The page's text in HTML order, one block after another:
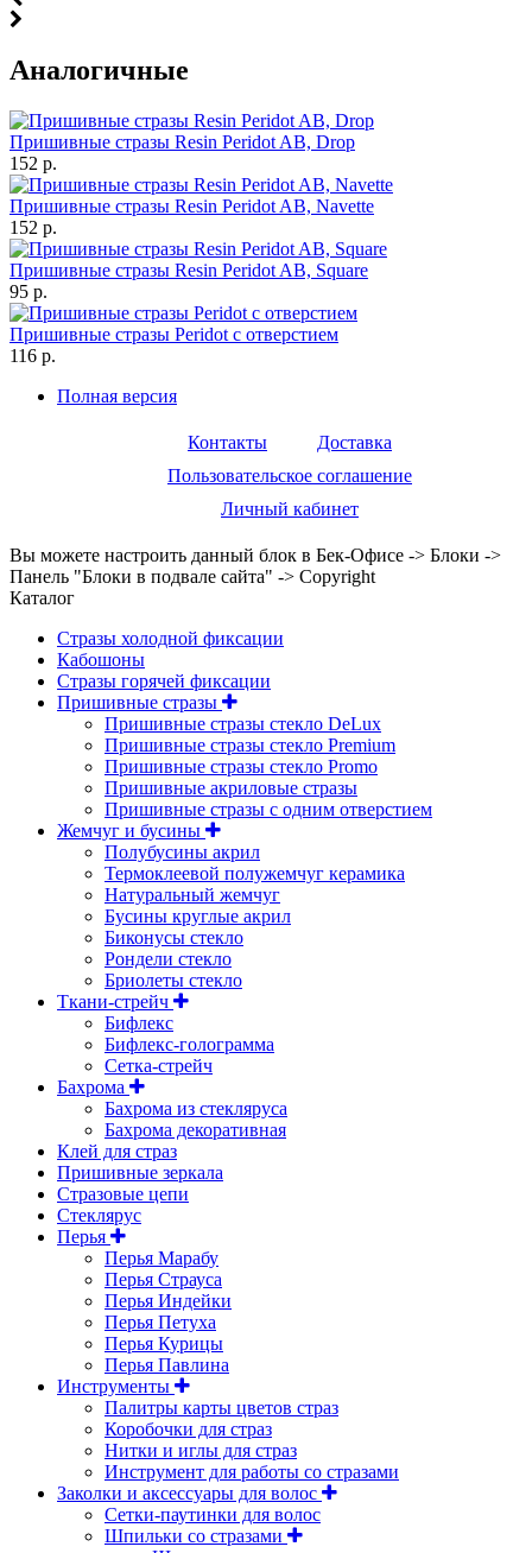
Аналогичные
Пришивные стразы Resin Peridot AB, Drop
152 р.
Пришивные стразы Resin Peridot AB, Navette
152 р.
Пришивные стразы Resin Peridot AB, Square
95 р.
Пришивные стразы Peridot с отверстием
116 р.
Полная версия
Контакты
Доставка
Пользовательское соглашение
Личный кабинет
Вы можете настроить данный блок в Бек-Офисе -> Блоки ->
Панель "Блоки в подвале сайта" -> Copyright
Каталог
Стразы холодной фиксации
Кабошоны
Стразы горячей фиксации
Пришивные стразы
Пришивные стразы стекло DeLux
Пришивные стразы стекло Premium
Пришивные стразы стекло Promo
Пришивные акриловые стразы
Пришивные стразы с одним отверстием
Жемчуг и бусины
Полубусины акрил
Термоклеевой полужемчуг керамика
Натуральный жемчуг
Бусины круглые акрил
Биконусы стекло
Рондели стекло
Бриолеты стекло
Ткани-стрейч
Бифлекс
Бифлекс-голограмма
Сетка-стрейч
Бахрома
Бахрома из стекляруса
Бахрома декоративная
Клей для страз
Пришивные зеркала
Cтразовые цепи
Стеклярус
Перья
Перья Марабу
Перья Страуса
Перья Индейки
Перья Петуха
Перья Курицы
Перья Павлина
Инструменты
Палитры карты цветов страз
Коробочки для страз
Нитки и иглы для страз
Инструмент для работы со стразами
Заколки и аксессуары для волос
Сетки-паутинки для волос
Шпильки со стразами